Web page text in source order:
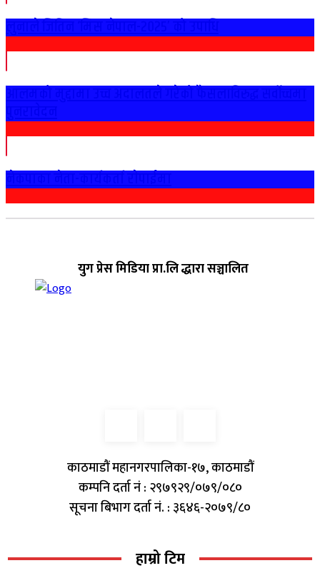
युग प्रेस मिडिया प्रा.लि द्धारा सञ्चालित
काठमाडौं महानगरपालिका-१७, काठमाडौं
कम्पनि दर्ता नं : २९७९२९/०७९/०८०
सूचना बिभाग दर्ता नं. : ३६४६-२०७९/८०
हाम्रो टिम